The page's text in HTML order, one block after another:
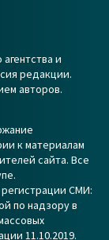
и
редакции.
авторов.
к материалам
сайта. Все
регистрации СМИ:
по надзору в
11.10.2019.